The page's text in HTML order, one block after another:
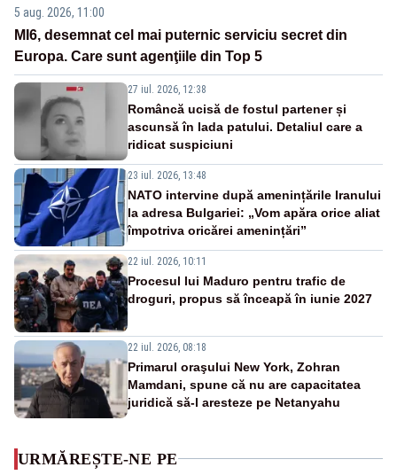
5 aug. 2026, 11:00
MI6, desemnat cel mai puternic serviciu secret din
Europa. Care sunt agenţiile din Top 5
27 iul. 2026, 12:38
Româncă ucisă de fostul partener și
ascunsă în lada patului. Detaliul care a
ridicat suspiciuni
23 iul. 2026, 13:48
NATO intervine după amenințările Iranului
la adresa Bulgariei: „Vom apăra orice aliat
împotriva oricărei amenințări”
22 iul. 2026, 10:11
Procesul lui Maduro pentru trafic de
droguri, propus să înceapă în iunie 2027
22 iul. 2026, 08:18
Primarul oraşului New York, Zohran
Mamdani, spune că nu are capacitatea
juridică să-l aresteze pe Netanyahu
URMĂREȘTE-NE PE